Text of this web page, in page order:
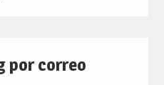
por correo